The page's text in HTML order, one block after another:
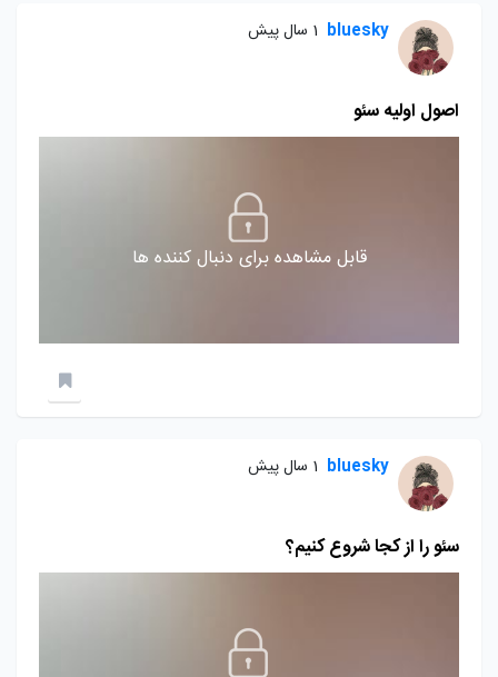
bluesky 1 سال پیش
اصول اولیه سئو
قابل مشاهده برای دنبال کننده ها
bluesky 1 سال پیش
سئو را از کجا شروع کنیم؟